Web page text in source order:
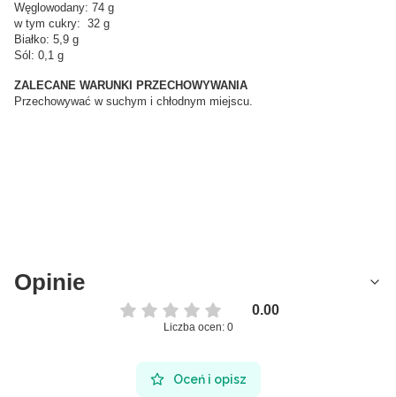
Węglowodany: 74 g
w tym cukry: 32 g
Białko: 5,9 g
Sól: 0,1 g
ZALECANE WARUNKI PRZECHOWYWANIA
Przechowywać w suchym i chłodnym miejscu.
Opinie
0.00
Liczba ocen: 0
Oceń i opisz